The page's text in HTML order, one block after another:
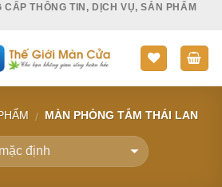
THÔNG TIN, DỊCH VỤ, SẢN PHẨM
/ MÀN PHÒNG TẮM THÁI LAN